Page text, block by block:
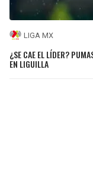
LIGA MX
¿SE CAE EL LÍDER?
EN LIGUILLA